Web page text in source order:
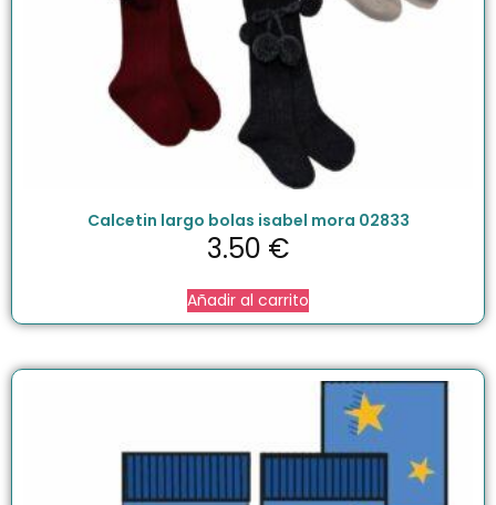
Calcetin largo bolas isabel mora 02833
3.50 €
Añadir al carrito